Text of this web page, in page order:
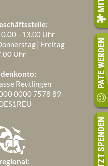
PATE WERDEN
JETZT SPENDEN
- 13.00 Uhr
| Freitag
Uhr
Reutlingen
0000 7578 89